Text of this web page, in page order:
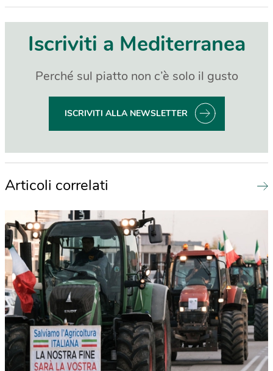
Iscriviti a Mediterranea
Perché sul piatto non c’è solo il gusto
ISCRIVITI ALLA NEWSLETTER
Articoli correlati